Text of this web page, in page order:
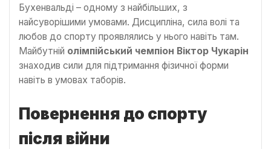
Бухенвальді – одному з найбільших, з
найсуворішими умовами. Дисципліна, сила волі та
любов до спорту проявлялись у нього навіть там.
Майбутній олімпійський чемпіон Віктор Чукарін
знаходив сили для підтримання фізичної форми
навіть в умовах таборів.
Повернення до спорту
після війни